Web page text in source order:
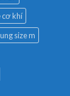
cơ khí
size m